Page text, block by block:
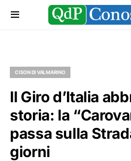
CISON DI VALMARINO
Il Giro d’Italia
storia: la
passa sulla
giorni